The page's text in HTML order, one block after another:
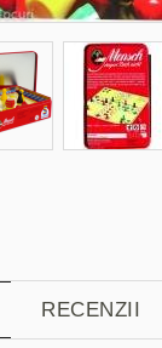
RECENZII